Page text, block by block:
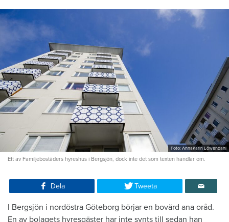
Foto: AnnaKarin Löwendahl
Ett av Familjebostäders hyreshus i Bergsjön, dock inte det som texten handlar om.
Dela Tweeta
I Bergsjön i nordöstra Göteborg börjar en bovärd ana oråd.
En av bolagets hyresgäster har inte synts till sedan han